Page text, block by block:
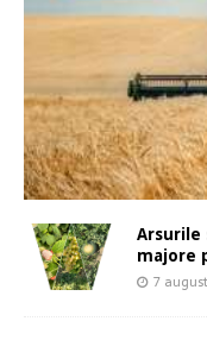
Arsurile
majore
7